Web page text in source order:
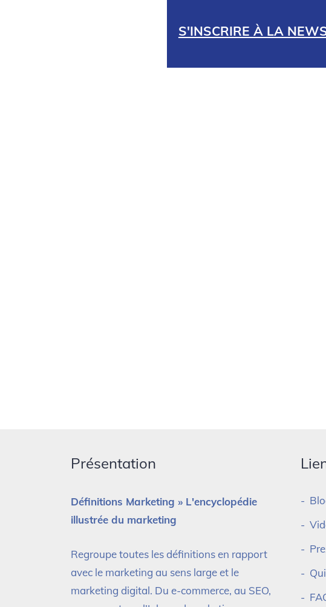
S'INSCRIRE À LA
Présentation
Définitions Marketing » L'encyclopédie
illustrée du marketing
Regroupe toutes les définitions en rapport
avec le marketing au sens large et le
marketing digital. Du e-commerce, au SEO,